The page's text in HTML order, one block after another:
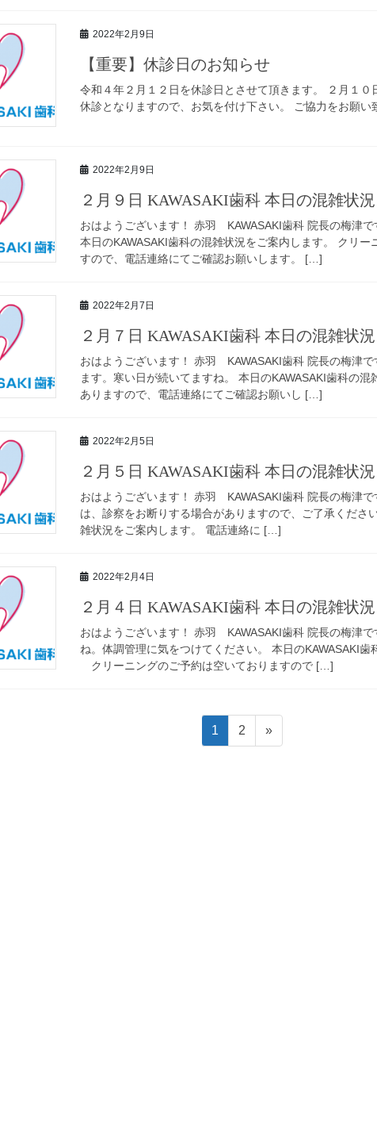
2022年2月9日
【重要】休診日のお知らせ
令和４年２月１２日を休診日とさせて頂きます。 ２月１
休診となりますので、お気を付け下さい。 ご協力をお願い
2022年2月9日
２月９日 KAWASAKI歯科 本日の混雑状況
おはようございます！ 赤羽 KAWASAKI歯科 院長の梅津で
本日のKAWASAKI歯科の混雑状況をご案内します。 クリー
すので、電話連絡にてご確認お願いします。 […]
2022年2月7日
２月７日 KAWASAKI歯科 本日の混雑状況
おはようございます！ 赤羽 KAWASAKI歯科 院長の梅津で
ます。寒い日が続いてますね。 本日のKAWASAKI歯科の
ありますので、電話連絡にてご確認お願いし […]
2022年2月5日
２月５日 KAWASAKI歯科 本日の混雑状況
おはようございます！ 赤羽 KAWASAKI歯科 院長の梅津
は、診察をお断りする場合がありますので、ご了承くださ
雑状況をご案内します。 電話連絡に […]
2022年2月4日
２月４日 KAWASAKI歯科 本日の混雑状況
おはようございます！ 赤羽 KAWASAKI歯科 院長の梅津
ね。体調管理に気をつけてください。 本日のKAWASAKI歯
クリーニングのご予約は空いておりますので […]
ペ
ー
1
ペ
ー
2 »